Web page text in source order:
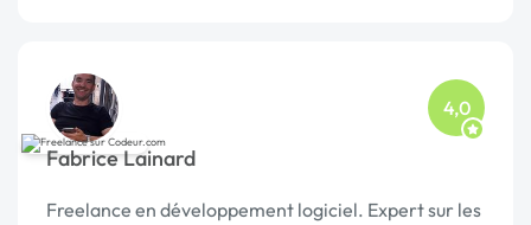
Fabrice Lainard
4,0
Freelance en développement logiciel. Expert sur les